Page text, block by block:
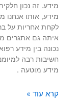
מידע. זה נכון
מידע, אותו אנחנו
לקחת אחריות על
איתה גם אתגרים
נכונה בין מידע
חשיבות רבה
מידע מוטעה .
קרא עוד »